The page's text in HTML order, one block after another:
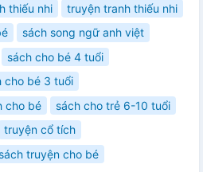
thiếu nhi
truyện tranh thiếu nhi
sách song ngữ anh việt
sách cho bé 4 tuổi
cho bé 3 tuổi
cho bé
sách cho trẻ 6-10 tuổi
truyện cổ tích
sách truyện cho bé